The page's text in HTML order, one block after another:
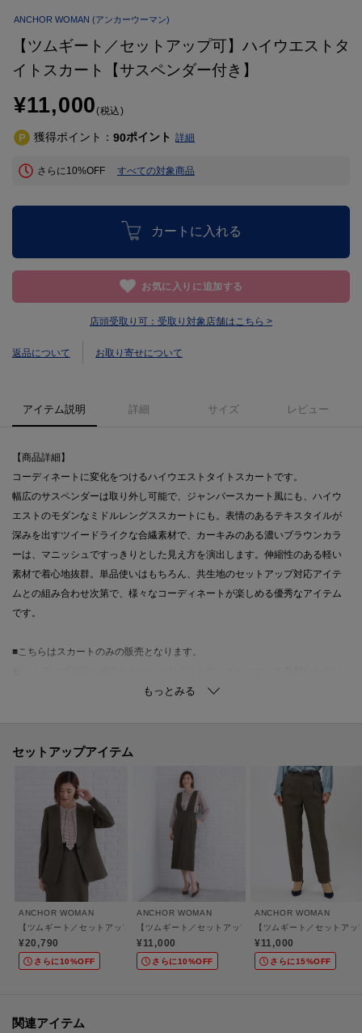
ANCHOR WOMAN (アンカーウーマン)
【ツムギート／セットアップ可】ハイウエストタ
イトスカート【サスペンダー付き】
¥11,000(税込)
獲得ポイント： 90ポイント 詳細
さらに10%OFF すべての対象商品
カートに入れる
お気に入りに追加する
店頭受取り可： 受取り対象店舗はこちら >
返品について お取り寄せについて
アイテム説明 詳細 サイズ レビュー
【商品詳細】
コーディネートに変化をつけるハイウエストタイトスカートです。
幅広のサスペンダーは取り外し可能で、ジャンパースカート風にも、ハイウ
エストのモダンなミドルレングススカートにも。表情のあるテキスタイルが
深みを出すツイードライクな合繊素材で、カーキみのある濃いブラウンカラ
ーは、マニッシュですっきりとした見え方を演出します。伸縮性のある軽い
素材で着心地抜群。単品使いはもちろん、共生地のセットアップ対応アイテ
ムとの組み合わせ次第で、様々なコーディネートが楽しめる優秀なアイテム
です。
■こちらはスカートのみの販売となります。
【機能・仕様】
単体でも着用可能な共生地パンツ・スカートと組み合わせ、スーツとして着
用可能。
■ウォッシャブル
家庭で洗濯機による洗濯が可能、洗濯ネットに入れて洗っていただけます。
さらにハンガーにかけてシャワーで汚れを洗い流すシャワークリーンも可能
■ストレッチ
動きやすく、窮屈感の無いストレッチ生地を使用。
■Plastics Smart
この商品はリサイクル原料を使用し、プラスチック・スマートに賛同してい
セットアップアイテム
ANCHOR WOMAN
【ツムギート／セットアップ可】Vカラージャケット
¥20,790
さらに10%OFF
ANCHOR WOMAN
【ツムギート／セットアップ可】ハイウエストタイトス
¥11,000
さらに10%OFF
ANCHOR WOMAN
【ツムギート／セットア
¥11,000
さらに15%OFF
関連アイテム